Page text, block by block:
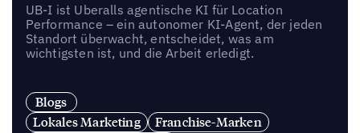
UB-I ist Uberalls agentische KI für Location
Performance – ein autonomer KI-Agent, der jeden
Standort überwacht, entscheidet, was am
wichtigsten ist, und die Arbeit erledigt.
Blogs
Lokales Marketing
Franchise-Marken